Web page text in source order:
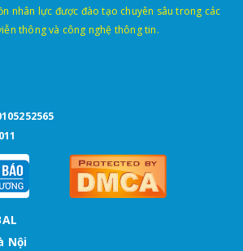
nhân lực được đào tạo chuyên sâu trong các
thông và công nghệ thông tin.
Nội